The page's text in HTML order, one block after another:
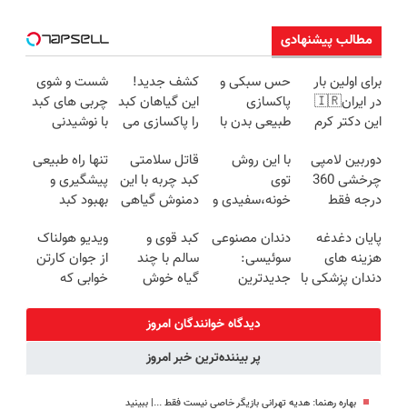
مطالب پیشنهادی
برای اولین بار
در ایران🇮🇷
این دکتر کرم
روزه ساخت!
حس سبکی و
پاکسازی
طبیعی بدن با
کبد55%تخفیف
کشف جدید!
این گیاهان کبد
را پاکسازی می
تخفیف ویژه)
شست و شوی
چربی های کبد
با نوشیدنی
دوربین لامپی
چرخشی 360
درجه فقط
🔥 پرداخت
درب منزل
با این روش
توی
خونه،سفیدی و
برگردون
(40%off)
قاتل سلامتی
کبد چربه با این
دمنوش گیاهی
تنها راه طبیعی
پیشگیری و
بهبود کبد
سم زدای
گیاهی)
پایان دغدغه
هزینه های
دندان پزشکی با
دندان مصنوعی
سوئیسی:
جدیدترین
سبک و مقاوم |
پرداخت قسطی
کبد قوی و
سالم با چند
گیاه خوش
ویدیو هولناک
از جوان کارتن
خوابی که
دیدگاه خوانندگان امروز
پر بیننده‌ترین خبر امروز
بهاره رهنما: هدیه تهرانی بازیگر خاصی نیست فقط ...|‌ ببینید